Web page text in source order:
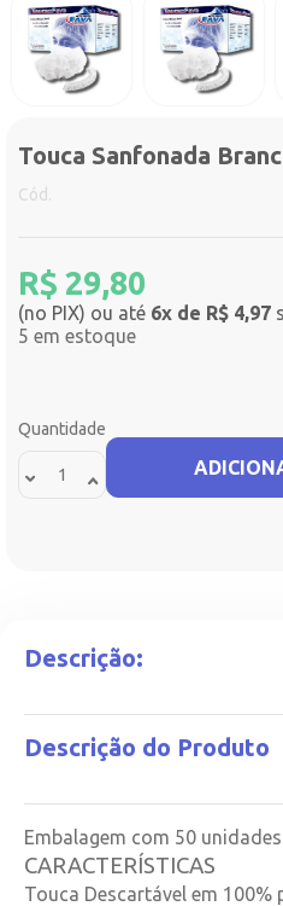
Touca Sanfonada
Cód.
R$ 29,80
(no PIX) ou até 6x de R$ 4,97
5 em estoque
Quantidade
Descrição:
Descrição do Produto
Embalagem com 50 unidades
CARACTERÍSTICAS
Touca Descartável em 100%